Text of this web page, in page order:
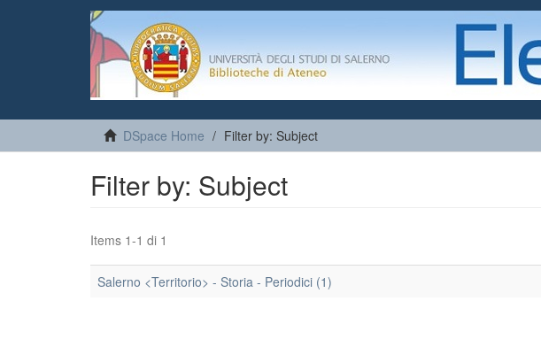
DSpace Home Filter by: Subject
Filter by: Subject
Items 1-1 di 1
Salerno <Territorio> - Storia - Periodici (1)